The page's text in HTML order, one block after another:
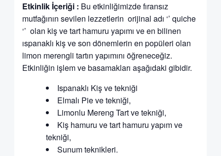
Etkinlik İçeriği : Bu etkinliğimizde fıransız
mutfağının sevilen lezzetlerin orijinal adı ‘’ quiche
‘’ olan kiş ve tart hamuru yapımı ve en bilinen
ıspanaklı kiş ve son dönemlerin en popüleri olan
limon merengli tartın yapımını öğreneceğiz.
Etkinliğin işlem ve basamakları aşağıdaki gibidir.
Ispanaklı Kiş ve tekniği
Elmalı Pie ve tekniği,
Limonlu Mereng Tart ve tekniği,
Kiş hamuru ve tart hamuru yapım ve
tekniği,
Sunum teknikleri.